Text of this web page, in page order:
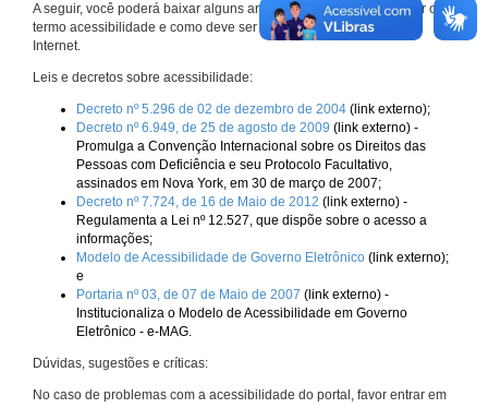
A seguir, você poderá baixar alguns arquivos que explicam melhor o
termo acessibilidade e como deve ser implementado nos sites da
Internet.
Leis e decretos sobre acessibilidade:
Decreto nº 5.296 de 02 de dezembro de 2004 (link externo);
Decreto nº 6.949, de 25 de agosto de 2009 (link externo) -
Promulga a Convenção Internacional sobre os Direitos das
Pessoas com Deficiência e seu Protocolo Facultativo,
assinados em Nova York, em 30 de março de 2007;
Decreto nº 7.724, de 16 de Maio de 2012 (link externo) -
Regulamenta a Lei nº 12.527, que dispõe sobre o acesso a
informações;
Modelo de Acessibilidade de Governo Eletrônico (link externo);
e
Portaria nº 03, de 07 de Maio de 2007 (link externo) -
Institucionaliza o Modelo de Acessibilidade em Governo
Eletrônico - e-MAG.
Dúvidas, sugestões e críticas:
No caso de problemas com a acessibilidade do portal, favor entrar em